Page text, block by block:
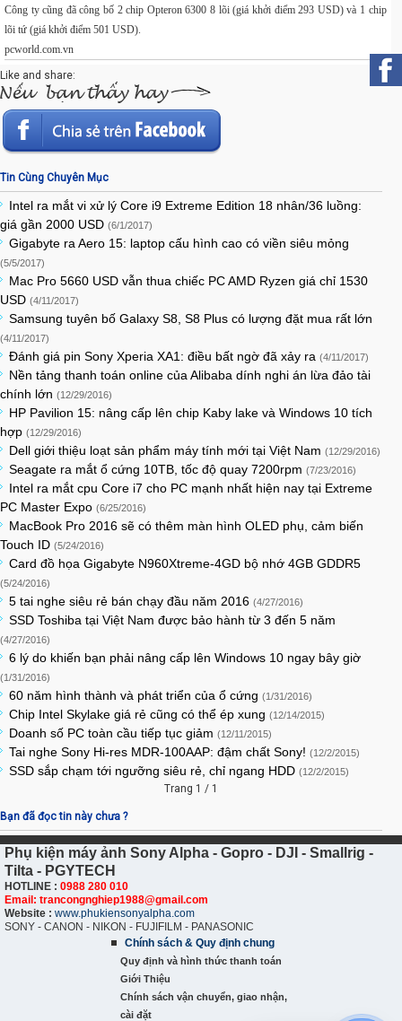
Công ty cũng đã công bố 2 chip Opteron 6300 8 lõi (giá khởi điểm 293 USD) và 1 chip
lõi tứ (giá khởi điểm 501 USD).
pcworld.com.vn
Like and share:
Tin Cùng Chuyên Mục
Intel ra mắt vi xử lý Core i9 Extreme Edition 18 nhân/36 luồng:
giá gần 2000 USD (6/1/2017)
Gigabyte ra Aero 15: laptop cấu hình cao có viền siêu mỏng
(5/5/2017)
Mac Pro 5660 USD vẫn thua chiếc PC AMD Ryzen giá chỉ 1530
USD (4/11/2017)
Samsung tuyên bố Galaxy S8, S8 Plus có lượng đặt mua rất lớn
(4/11/2017)
Đánh giá pin Sony Xperia XA1: điều bất ngờ đã xảy ra (4/11/2017)
Nền tảng thanh toán online của Alibaba dính nghi án lừa đảo tài
chính lớn (12/29/2016)
HP Pavilion 15: nâng cấp lên chip Kaby lake và Windows 10 tích
hợp (12/29/2016)
Dell giới thiệu loạt sản phẩm máy tính mới tại Việt Nam (12/29/2016)
Seagate ra mắt ổ cứng 10TB, tốc độ quay 7200rpm (7/23/2016)
Intel ra mắt cpu Core i7 cho PC mạnh nhất hiện nay tại Extreme
PC Master Expo (6/25/2016)
MacBook Pro 2016 sẽ có thêm màn hình OLED phụ, cảm biến
Touch ID (5/24/2016)
Card đồ họa Gigabyte N960Xtreme-4GD bộ nhớ 4GB GDDR5
(5/24/2016)
5 tai nghe siêu rẻ bán chạy đầu năm 2016 (4/27/2016)
SSD Toshiba tại Việt Nam được bảo hành từ 3 đến 5 năm
(4/27/2016)
6 lý do khiến bạn phải nâng cấp lên Windows 10 ngay bây giờ
(1/31/2016)
60 năm hình thành và phát triển của ổ cứng (1/31/2016)
Chip Intel Skylake giá rẻ cũng có thể ép xung (12/14/2015)
Doanh số PC toàn cầu tiếp tục giảm (12/11/2015)
Tai nghe Sony Hi-res MDR-100AAP: đậm chất Sony! (12/2/2015)
SSD sắp chạm tới ngưỡng siêu rẻ, chỉ ngang HDD (12/2/2015)
Trang 1 / 1
Bạn đã đọc tin này chưa ?
Phụ kiện máy ảnh Sony Alpha - Gopro - DJI - Smallrig -
Tilta - PGYTECH
HOTLINE : 0988 280 010
Email: trancongnghiep1988@gmail.com
Website : www.phukiensonyalpha.com
SONY - CANON - NIKON - FUJIFILM - PANASONIC
Chính sách & Quy định chung
Quy định và hình thức thanh toán
Giới Thiệu
Chính sách vận chuyển, giao nhận,
cài đặt